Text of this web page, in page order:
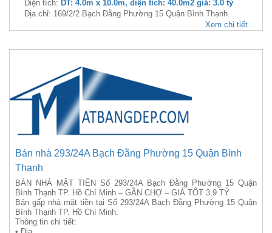
Diện tích: DT: 4.0m x 10.0m, diện tích: 40.0m2 giá: 3.0 tỷ
Địa chỉ: 169/2/2 Bạch Đằng Phường 15 Quận Bình Thạnh
Xem chi tiết
Bán nhà 293/24A Bạch Đằng Phường 15 Quận Bình
Thạnh
BÁN NHÀ MẶT TIỀN Số 293/24A Bạch Đằng Phường 15 Quận
Bình Thạnh TP. Hồ Chí Minh – GẦN CHỢ – GIÁ TỐT 3,9 TỶ
Bán gấp nhà mặt tiền tại Số 293/24A Bạch Đằng Phường 15 Quận
Bình Thạnh TP. Hồ Chí Minh.
Thông tin chi tiết: